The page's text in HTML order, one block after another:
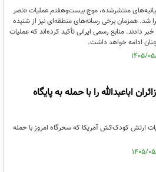
منتشرشده، موج بیست‌وهفتم عملیات «نصر
شد. همزمان برخی رسانه‌های منطقه‌ای نیز از شنیده
دادند. منابع رسمی ایرانی تأکید کرده‌اند که عملیات
ادامه خواهد داشت.
اباعبدالله را با حمله به پایگاه
ارتش کودک‌کش آمریکا که سحرگاه امروز با حمله